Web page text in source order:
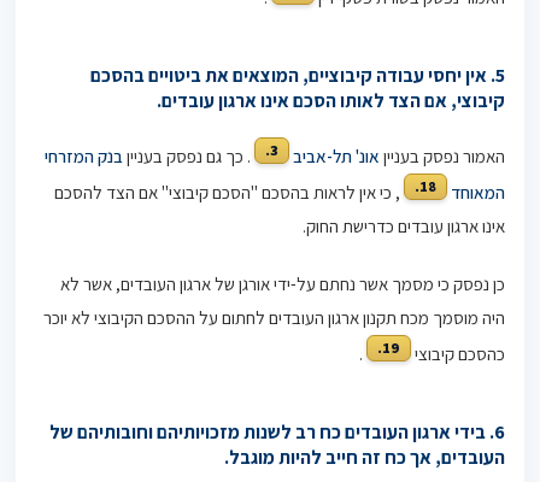
5. אין יחסי עבודה קיבוציים, המוצאים את ביטויים בהסכם
קיבוצי, אם הצד לאותו הסכם אינו ארגון עובדים.
האמור נפסק בעניין אונ' תל-אביב 3. . כך גם נפסק בענייןבנק המזרחי
המאוחד
18.
, כי אין לראות בהסכם "הסכם קיבוצי" אם הצד להסכם
אינו ארגון עובדים כדרישת החוק.
כן נפסק כי מסמך אשר נחתם על-ידי אורגן של ארגון העובדים, אשר לא
היה מוסמך מכח תקנון ארגון העובדים לחתום על ההסכם הקיבוצי לא יוכר
כהסכם קיבוצי
19.
.
6. בידי ארגון העובדים כח רב לשנות מזכויותיהם וחובותיהם של
העובדים, אך כח זה חייב להיות מוגבל.